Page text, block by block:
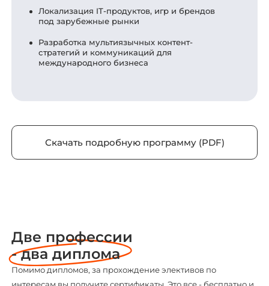
Локализация IT-продуктов, игр и брендов
под зарубежные рынки
Разработка мультиязычных контент-
стратегий и коммуникаций для
международного бизнеса
Скачать подробную программу (PDF)
Две профессии
- два диплома
Помимо дипломов, за прохождение элективов по